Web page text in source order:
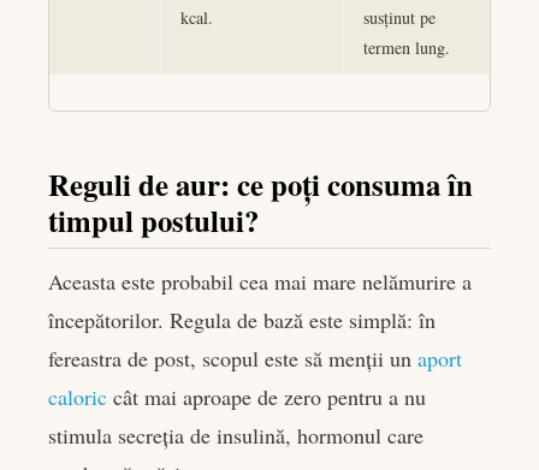
kcal.
susținut pe
termen lung.
Reguli de aur: ce poți consuma în
timpul postului?
Aceasta este probabil cea mai mare nelămurire a
începătorilor. Regula de bază este simplă: în
fereastra de post, scopul este să menții un aport
caloric cât mai aproape de zero pentru a nu
stimula secreția de insulină, hormonul care